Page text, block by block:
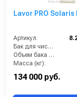
Lavor PRO Solaris
Артикул:
Бак для чистой воды (л):
Объем бака (л):
Масса (кг):
134 000 руб.